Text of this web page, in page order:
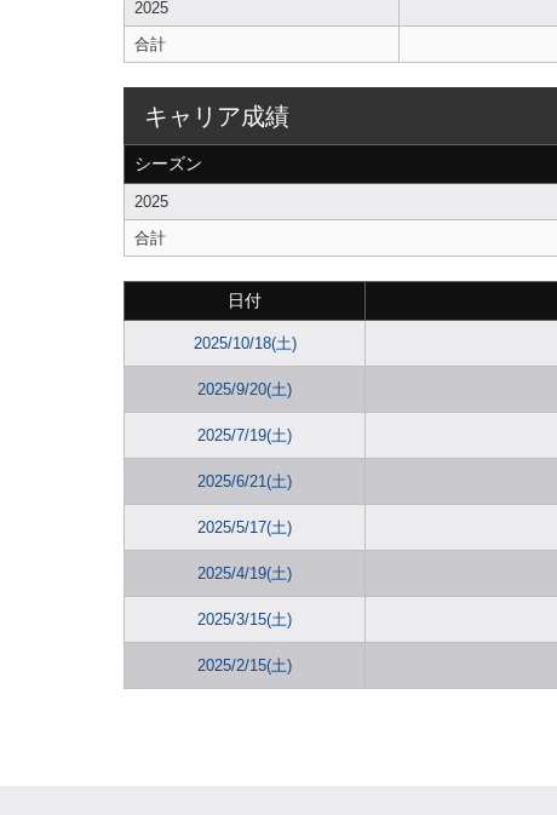
2025
合計
キャリア成績
シーズン
2025
合計
日付
2025/10/18(土)
2025/9/20(土)
2025/7/19(土)
2025/6/21(土)
2025/5/17(土)
2025/4/19(土)
2025/3/15(土)
2025/2/15(土)